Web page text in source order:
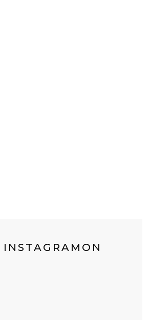
INSTAGRAMON